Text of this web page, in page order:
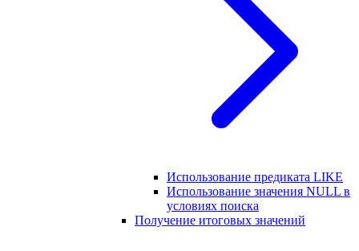
Использование предиката LIKE
Использование значения NULL в
условиях поиска
Получение итоговых значений